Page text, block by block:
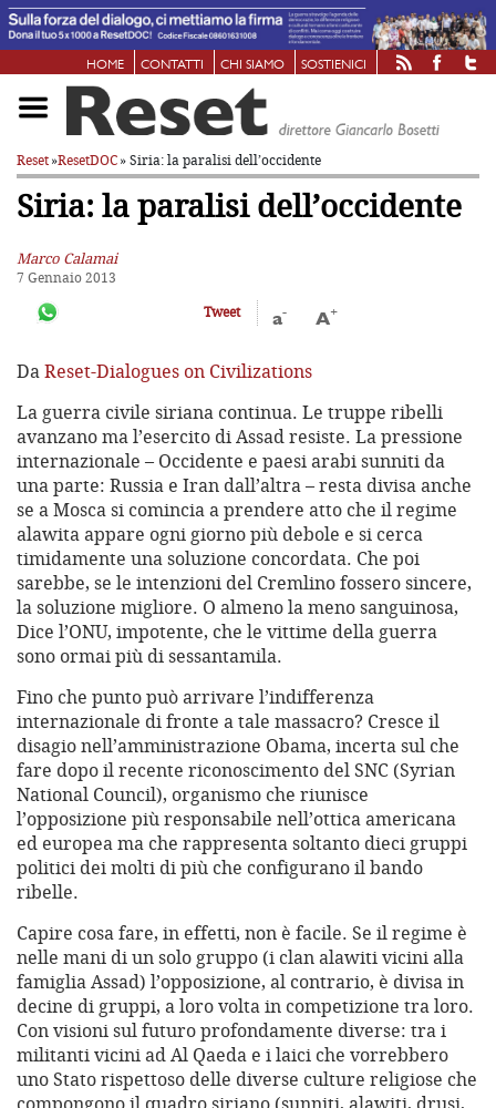
HOME CONTATTI CHI SIAMO SOSTIENICI
Reset»ResetDOC» Siria: la paralisi dell’occidente
Siria: la paralisi dell’occidente
Marco Calamai
7 Gennaio 2013
Tweet
a- A+
DaReset-Dialogues on Civilizations
La guerra civile siriana continua. Le truppe ribelli
avanzano ma l’esercito di Assad resiste. La pressione
internazionale – Occidente e paesi arabi sunniti da
una parte: Russia e Iran dall’altra – resta divisa anche
se a Mosca si comincia a prendere atto che il regime
alawita appare ogni giorno più debole e si cerca
timidamente una soluzione concordata. Che poi
sarebbe, se le intenzioni del Cremlino fossero sincere,
la soluzione migliore. O almeno la meno sanguinosa,
Dice l’ONU, impotente, che le vittime della guerra
sono ormai più di sessantamila.
Fino che punto può arrivare l’indifferenza
internazionale di fronte a tale massacro? Cresce il
disagio nell’amministrazione Obama, incerta sul che
fare dopo il recente riconoscimento del SNC (Syrian
National Council), organismo che riunisce
l’opposizione più responsabile nell’ottica americana
ed europea ma che rappresenta soltanto dieci gruppi
politici dei molti di più che configurano il bando
ribelle.
Capire cosa fare, in effetti, non è facile. Se il regime è
nelle mani di un solo gruppo (i clan alawiti vicini alla
famiglia Assad) l’opposizione, al contrario, è divisa in
decine di gruppi, a loro volta in competizione tra loro.
Con visioni sul futuro profondamente diverse: tra i
militanti vicini ad Al Qaeda e i laici che vorrebbero
uno Stato rispettoso delle diverse culture religiose che